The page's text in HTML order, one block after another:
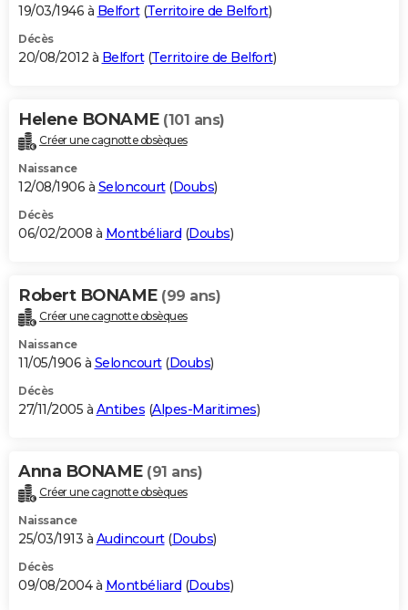
19/03/1946 à Belfort(Territoire de Belfort)
Décès
20/08/2012 à Belfort(Territoire de Belfort)
Helene BONAME (101 ans)
Créer une cagnotte obsèques
Naissance
12/08/1906 à Seloncourt(Doubs)
Décès
06/02/2008 à Montbéliard (Doubs)
Robert BONAME (99 ans)
Créer une cagnotte obsèques
Naissance
11/05/1906 à Seloncourt(Doubs)
Décès
27/11/2005 à Antibes (Alpes-Maritimes)
Anna BONAME (91 ans)
Créer une cagnotte obsèques
Naissance
25/03/1913 à Audincourt(Doubs)
Décès
09/08/2004 à Montbéliard (Doubs)